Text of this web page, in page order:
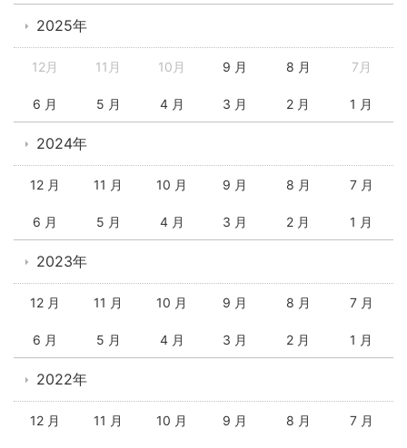
2025年
12月 11月 10月 9 月 8 月 7月
6 月 5 月 4 月 3 月 2 月 1 月
2024年
12 月 11 月 10 月 9 月 8 月 7 月
6 月 5 月 4 月 3 月 2 月 1 月
2023年
12 月 11 月 10 月 9 月 8 月 7 月
6 月 5 月 4 月 3 月 2 月 1 月
2022年
12 月 11 月 10 月 9 月 8 月 7 月